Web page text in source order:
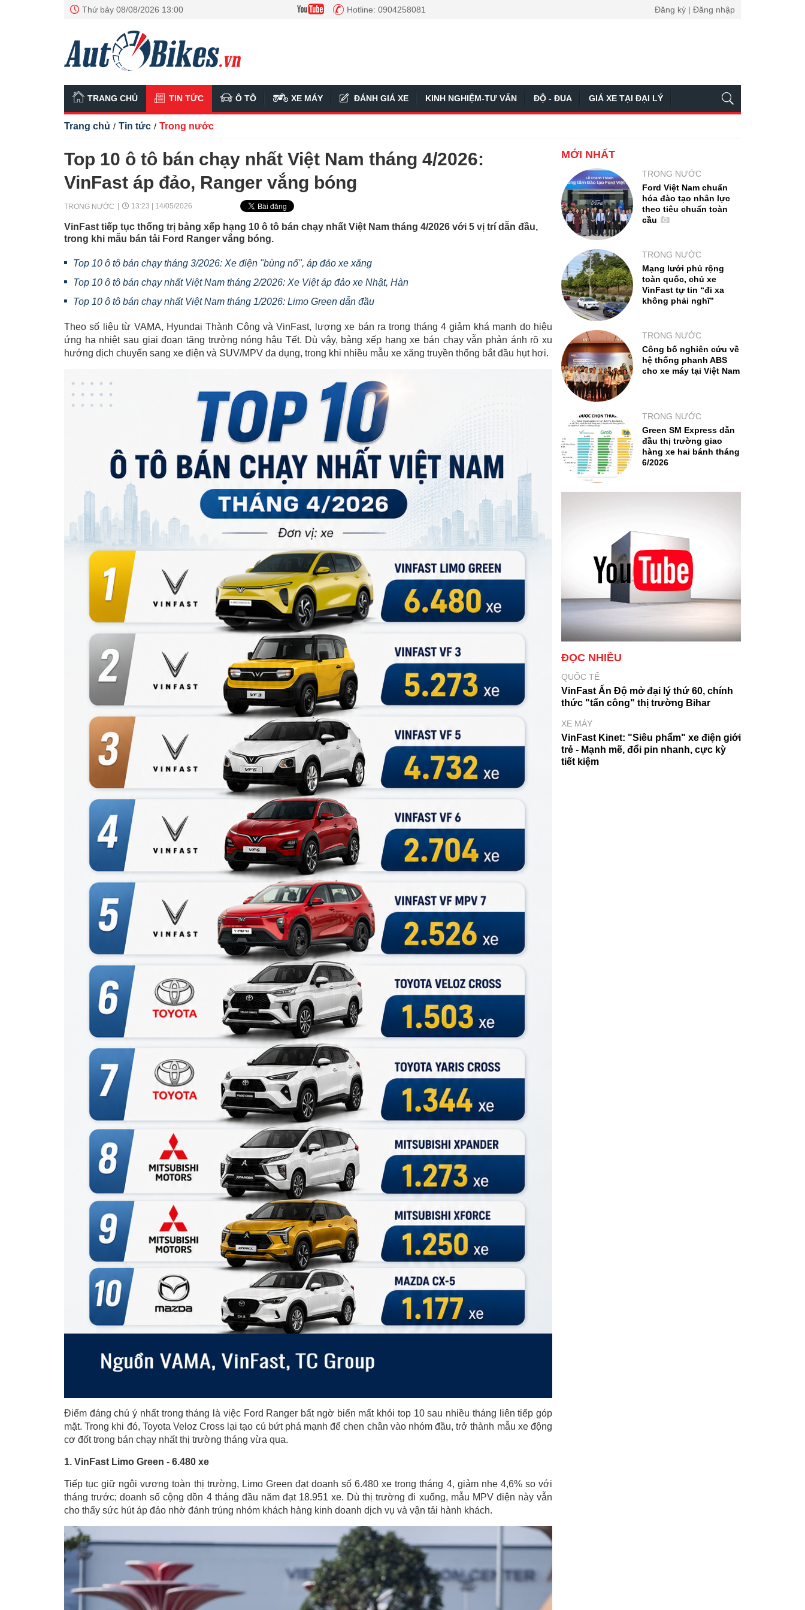
Thứ bảy 08/08/2026 13:00 Hotline: 0904258081 Đăng ký | Đăng nhập
TRANG CHỦ TIN TỨC Ô TÔ XE MÁY ĐÁNH GIÁ XE KINH NGHIỆM-TƯ VẤN ĐỘ - ĐUA GIÁ XE TẠI ĐẠI LÝ
Trang chủ / Tin tức / Trong nước
Top 10 ô tô bán chạy nhất Việt Nam tháng 4/2026:
VinFast áp đảo, Ranger vắng bóng
TRONG NƯỚC 13:23 | 14/05/2026
VinFast tiếp tục thống trị bảng xếp hạng 10 ô tô bán chạy nhất Việt Nam tháng 4/2026 với 5 vị trí dẫn đầu,
trong khi mẫu bán tải Ford Ranger vắng bóng.
Top 10 ô tô bán chạy tháng 3/2026: Xe điện "bùng nổ", áp đảo xe xăng
Top 10 ô tô bán chạy nhất Việt Nam tháng 2/2026: Xe Việt áp đảo xe Nhật, Hàn
Top 10 ô tô bán chạy nhất Việt Nam tháng 1/2026: Limo Green dẫn đầu
Theo số liệu từ VAMA, Hyundai Thành Công và VinFast, lượng xe bán ra trong tháng 4 giảm khá mạnh do hiệu
ứng hạ nhiệt sau giai đoạn tăng trưởng nóng hậu Tết. Dù vậy, bảng xếp hạng xe bán chạy vẫn phản ánh rõ xu
hướng dịch chuyển sang xe điện và SUV/MPV đa dụng, trong khi nhiều mẫu xe xăng truyền thống bắt đầu hụt hơi.
Điểm đáng chú ý nhất trong tháng là việc Ford Ranger bất ngờ biến mất khỏi top 10 sau nhiều tháng liên tiếp góp
mặt. Trong khi đó, Toyota Veloz Cross lại tạo cú bứt phá mạnh để chen chân vào nhóm đầu, trở thành mẫu xe động
cơ đốt trong bán chạy nhất thị trường tháng vừa qua.
1. VinFast Limo Green - 6.480 xe
Tiếp tục giữ ngôi vương toàn thị trường, Limo Green đạt doanh số 6.480 xe trong tháng 4, giảm nhẹ 4,6% so với
tháng trước; doanh số cộng dồn 4 tháng đầu năm đạt 18.951 xe. Dù thị trường đi xuống, mẫu MPV điện này vẫn
cho thấy sức hút áp đảo nhờ đánh trúng nhóm khách hàng kinh doanh dịch vụ và vận tải hành khách.
MỚI NHẤT
TRONG NƯỚC
Ford Việt Nam chuẩn
hóa đào tạo nhân lực
theo tiêu chuẩn toàn
cầu
TRONG NƯỚC
Mạng lưới phủ rộng
toàn quốc, chủ xe
VinFast tự tin “đi xa
không phải nghĩ”
TRONG NƯỚC
Công bố nghiên cứu về
hệ thống phanh ABS
cho xe máy tại Việt Nam
TRONG NƯỚC
Green SM Express dẫn
đầu thị trường giao
hàng xe hai bánh tháng
6/2026
ĐỌC NHIỀU
QUỐC TẾ
VinFast Ấn Độ mở đại lý thứ 60, chính
thức "tấn công" thị trường Bihar
XE MÁY
VinFast Kinet: "Siêu phẩm" xe điện giới
trẻ - Mạnh mẽ, đổi pin nhanh, cực kỳ
tiết kiệm